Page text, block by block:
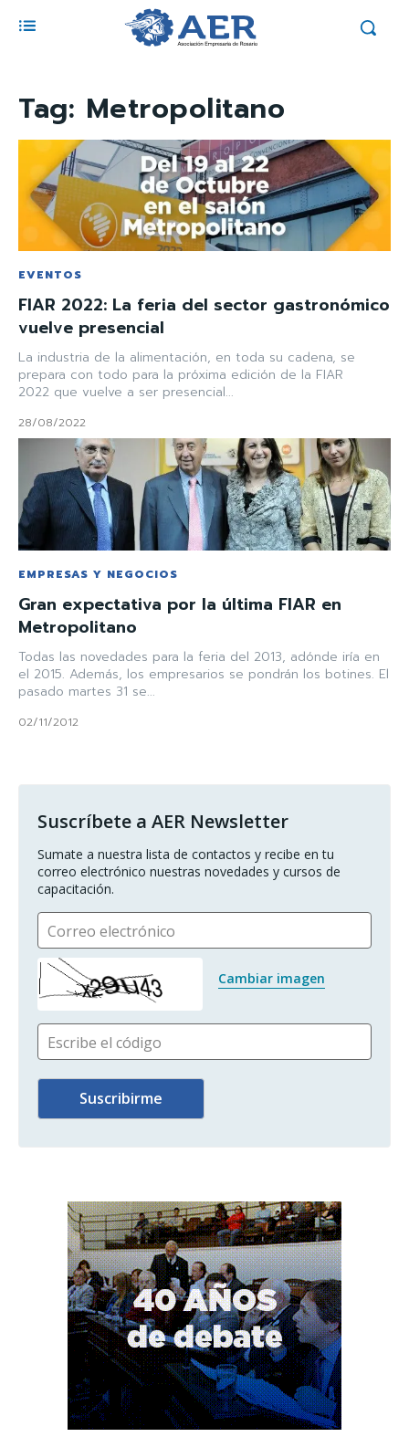
Tag: Metropolitano
EVENTOS
FIAR 2022: La feria del sector gastronómico
vuelve presencial
La industria de la alimentación, en toda su cadena, se
prepara con todo para la próxima edición de la FIAR
2022 que vuelve a ser presencial...
28/08/2022
EMPRESAS Y NEGOCIOS
Gran expectativa por la última FIAR en
Metropolitano
Todas las novedades para la feria del 2013, adónde iría en
el 2015. Además, los empresarios se pondrán los botines. El
pasado martes 31 se...
02/11/2012
Suscríbete a AER Newsletter
Sumate a nuestra lista de contactos y recibe en tu
correo electrónico nuestras novedades y cursos de
capacitación.
Correo electrónico
Cambiar imagen
Escribe el código